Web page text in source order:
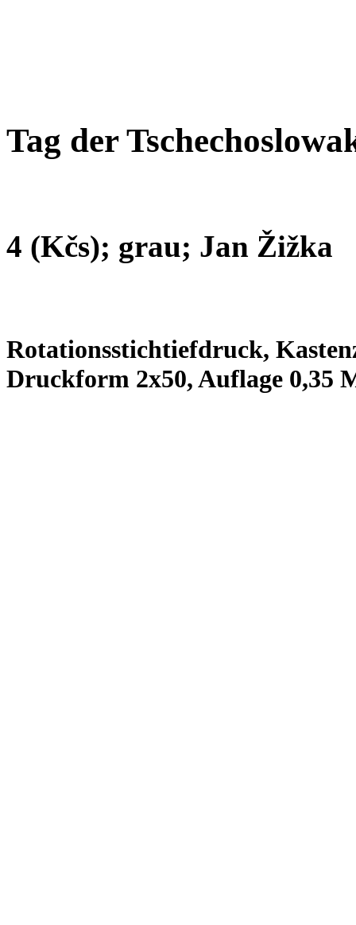
Tag der
4 (Kčs); grau; Jan Žižka
Rotationsstichtiefdruck,
Druckform 2x50, Auflage 0,35